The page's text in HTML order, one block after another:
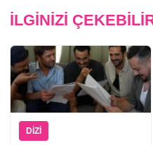
İLGINIZI
DIZI